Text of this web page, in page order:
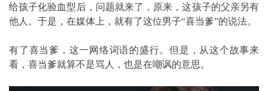
给孩子化验血型后，问题就来了，原来，这孩子的父亲另有
他人。于是，在媒体上，就有了这位男子“喜当爹”的说法。
有了喜当爹，这一网络词语的盛行。但是，从这个故事来
看，喜当爹就算不是骂人，也是在嘲讽的意思。